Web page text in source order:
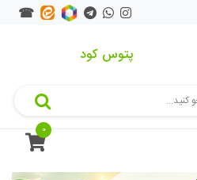
☎
پتوس کود
0